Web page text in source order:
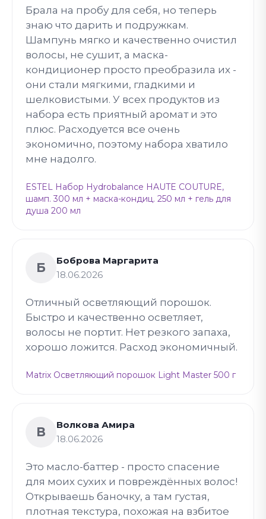
Брала на пробу для себя, но теперь
знаю что дарить и подружкам.
Шампунь мягко и качественно очистил
волосы, не сушит, а маска-
кондиционер просто преобразила их -
они стали мягкими, гладкими и
шелковистыми. У всех продуктов из
набора есть приятный аромат и это
плюс. Расходуется все очень
экономично, поэтому набора хватило
мне надолго.
ESTEL Набор Hydrobalance HAUTE COUTURE,
шамп. 300 мл + маска-кондиц. 250 мл + гель для
душа 200 мл
Б
Боброва Маргарита
18.06.2026
Отличный осветляющий порошок.
Быстро и качественно осветляет,
волосы не портит. Нет резкого запаха,
хорошо ложится. Расход экономичный.
Matrix Осветляющий порошок Light Master 500 г
В
Волкова Амира
18.06.2026
Это масло-баттер - просто спасение
для моих сухих и повреждённых волос!
Открываешь баночку, а там густая,
плотная текстура, похожая на взбитое